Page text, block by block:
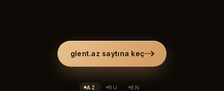
glent.az saytına keç
AZ RU EN